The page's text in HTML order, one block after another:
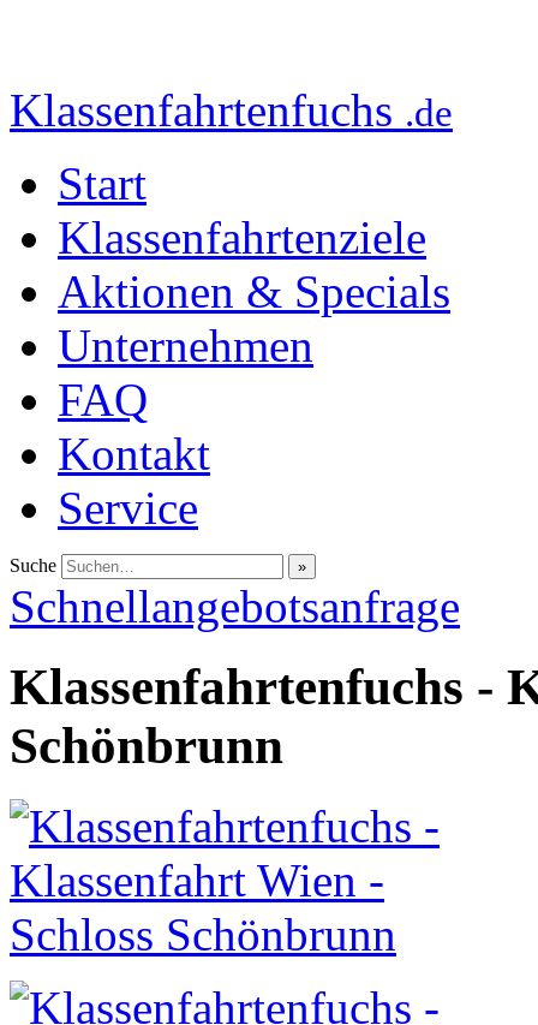
Klassenfahrtenfuchs .de
Start
Klassenfahrtenziele
Aktionen & Specials
Unternehmen
FAQ
Kontakt
Service
Suche
Schnellangebotsanfrage
Klassenfahrtenfuchs -
Schönbrunn